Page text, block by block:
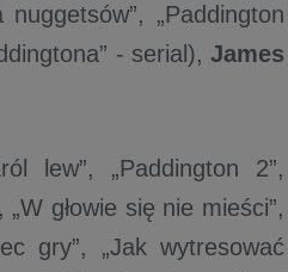
„Paddington
- serial),James
lew”, „Paddington 2”,
„W głowie się nie mieści”,
gry”, „Jak wytresować